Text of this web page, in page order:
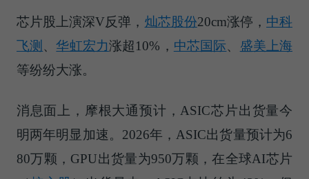
芯片股上演深V反弹， 灿芯股份20cm涨停， 中科
飞测 、华虹宏力涨超10%， 中芯国际、 盛美上海
等纷纷大涨。
消息面上，摩根大通预计，ASIC芯片出货量今
明两年明显加速。2026年，ASIC出货量预计为6
80万颗，GPU出货量为950万颗，在全球AI芯片